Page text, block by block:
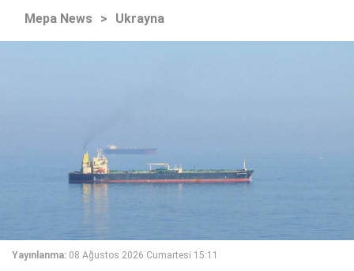
Mepa News > Ukrayna
Yayınlanma: 08 Ağustos 2026 Cumartesi 15:11